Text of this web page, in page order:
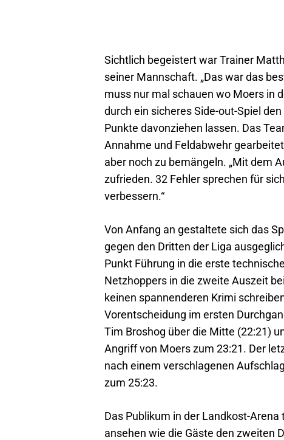
Sichtlich begeistert war Trainer
seiner Mannschaft. „Das war das
muss nur mal schauen wo Moers in
durch ein sicheres Side-out-Spiel
Punkte davonziehen lassen. Das
Annahme und Feldabwehr
aber noch zu bemängeln. „Mit dem
zufrieden. 32 Fehler sprechen für
verbessern.“
Von Anfang an gestaltete sich das
gegen den Dritten der Liga
Punkt Führung in die erste
Netzhoppers in die zweite Auszeit
keinen spannenderen Krimi
Vorentscheidung im ersten
Tim Broshog über die Mitte (22:21)
Angriff von Moers zum 23:21. Der
nach einem verschlagenen
zum 25:23.
Das Publikum in der Landkost-
ansehen wie die Gäste den zweiten